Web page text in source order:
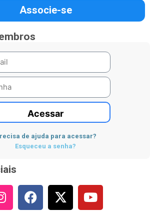
Associe-se
Acessar
de ajuda para acessar?
Esqueceu a senha?